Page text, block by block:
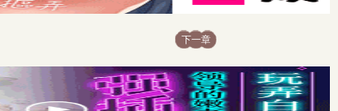
下一章